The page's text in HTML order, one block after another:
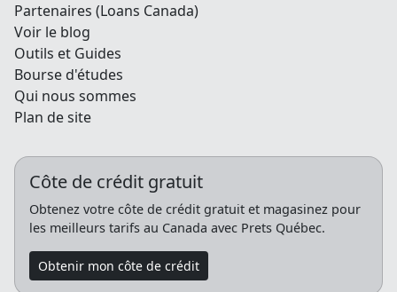
Partenaires (Loans Canada)
Voir le blog
Outils et Guides
Bourse d'études
Qui nous sommes
Plan de site
Côte de crédit gratuit
Obtenez votre côte de crédit gratuit et magasinez pour
les meilleurs tarifs au Canada avec Prets Québec.
Obtenir mon côte de crédit